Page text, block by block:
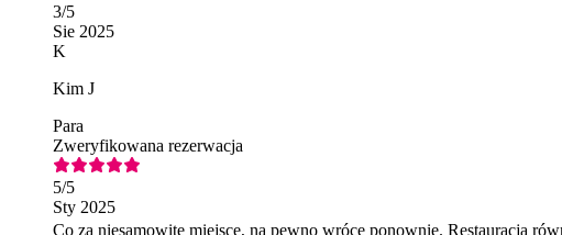
3/5
Sie 2025
K
Kim J
Para
Zweryfikowana rezerwacja
5/5
Sty 2025
Co za niesamowite miejsce, na pewno wrócę ponownie. Restauracja